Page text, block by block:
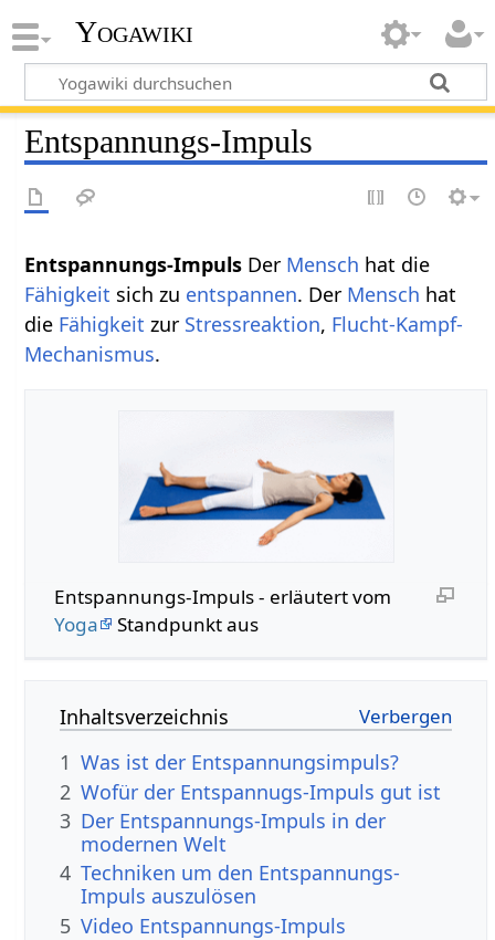
Yogawiki
Entspannungs-Impuls
Entspannungs-Impuls Der Mensch hat die
Fähigkeit sich zu entspannen. Der Mensch hat
die Fähigkeit zur Stressreaktion, Flucht-Kampf-
Mechanismus.
Entspannungs-Impuls - erläutert vom
Yoga
Standpunkt aus
Inhaltsverzeichnis
1 Was ist der Entspannungsimpuls?
2 Wofür der Entspannugs-Impuls gut ist
3 Der Entspannungs-Impuls in der
modernen Welt
4 Techniken um den Entspannungs-
Impuls auszulösen
5 Video Entspannungs-Impuls